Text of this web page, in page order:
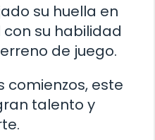
su huella en
su habilidad
de juego.
comienzos, este
talento y